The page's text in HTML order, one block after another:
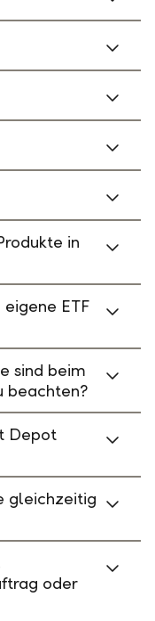
in
ETF
sind beim
beachten?
Depot
gleichzeitig
oder